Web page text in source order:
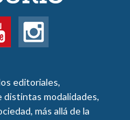
más allá de la